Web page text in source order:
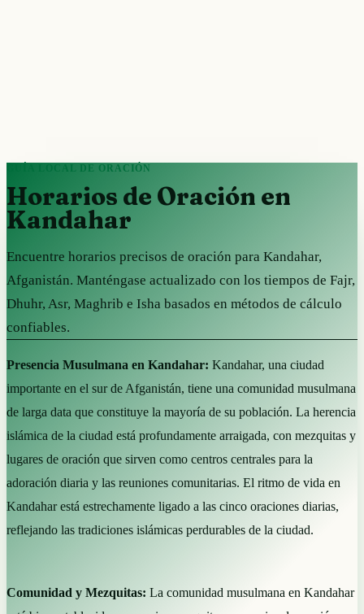
GUÍA LOCAL DE ORACIÓN
Horarios de Oración en
Kandahar
Encuentre horarios precisos de oración para Kandahar,
Afganistán. Manténgase actualizado con los tiempos de Fajr,
Dhuhr, Asr, Maghrib e Isha basados en métodos de cálculo
confiables.
Presencia Musulmana en Kandahar: Kandahar, una ciudad
importante en el sur de Afganistán, tiene una comunidad musulmana
de larga data que constituye la mayoría de su población. La herencia
islámica de la ciudad está profundamente arraigada, con mezquitas y
lugares de oración que sirven como centros centrales para la
adoración diaria y las reuniones comunitarias. El ritmo de vida en
Kandahar está estrechamente ligado a las cinco oraciones diarias,
reflejando las tradiciones islámicas perdurables de la ciudad.
Comunidad y Mezquitas: La comunidad musulmana en Kandahar